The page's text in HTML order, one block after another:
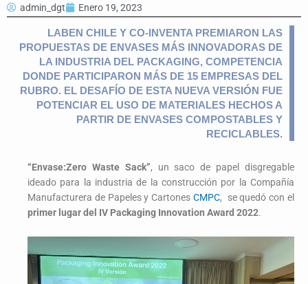
admin_dgt Enero 19, 2023
LABEN CHILE Y CO-INVENTA PREMIARON LAS
PROPUESTAS DE ENVASES MÁS INNOVADORAS DE
LA INDUSTRIA DEL PACKAGING, COMPETENCIA
DONDE PARTICIPARON MÁS DE 15 EMPRESAS DEL
RUBRO. EL DESAFÍO DE ESTA NUEVA VERSIÓN FUE
POTENCIAR EL USO DE MATERIALES HECHOS A
PARTIR DE ENVASES COMPOSTABLES Y
RECICLABLES.
“Envase:Zero Waste Sack”, un saco de papel disgregable
ideado para la industria de la construcción por la Compañía
Manufacturera de Papeles y Cartones CMPC, se quedó con el
primer lugar del IV Packaging Innovation Award 2022.